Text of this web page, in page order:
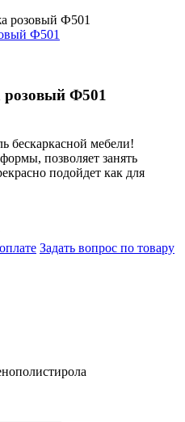
розовый Ф501
Ф501
бескаркасной мебели!
позволяет занять
подойдет как для
Задать вопрос по товару